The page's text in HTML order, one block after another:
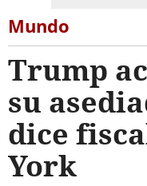
Mundo
Trump
su
dice
York